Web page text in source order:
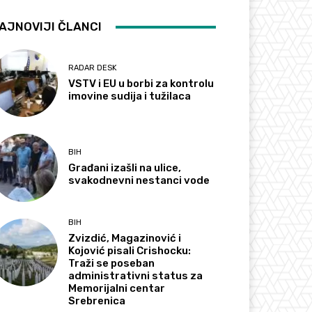
ČLANCI
RADAR DESK
VSTV i EU u borbi za kontrolu
imovine sudija i tužilaca
BIH
Građani izašli na ulice,
svakodnevni nestanci vode
BIH
Zvizdić, Magazinović i
Kojović pisali Crishocku:
Traži se poseban
administrativni status za
Memorijalni centar
Srebrenica